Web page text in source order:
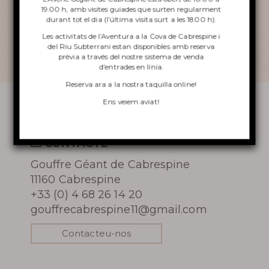
l’avenc
VISITA A L’AVENC
CABRESPINA
Més
informació
So far admin_cabrespine has
created 3 blog entries.
CONTACTE
Gouffre Géant de Cabrespine
11160 Cabrespine
+33 (0) 4 68 26 14 20
gouffrecabrespine11@gmail.com
Contacteu-nos
19.00 h, amb visites guiades que surten regularment
durant tot el dia (l’última visita surt a les 18.00 h).
Les activitats de l’Aventura a la Cova de Cabrespine i
del Riu Subterrani estan disponibles amb reserva
prèvia a través del nostre sistema de venda
d’entrades en línia.
Reserva ara a la nostra taquilla online!
Ens veiem aviat!